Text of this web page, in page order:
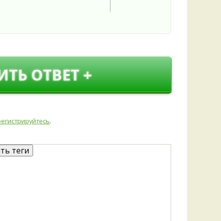
ОТВЕТ +
.